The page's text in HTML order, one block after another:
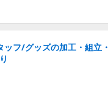
ッフ/グッズの加工・組立